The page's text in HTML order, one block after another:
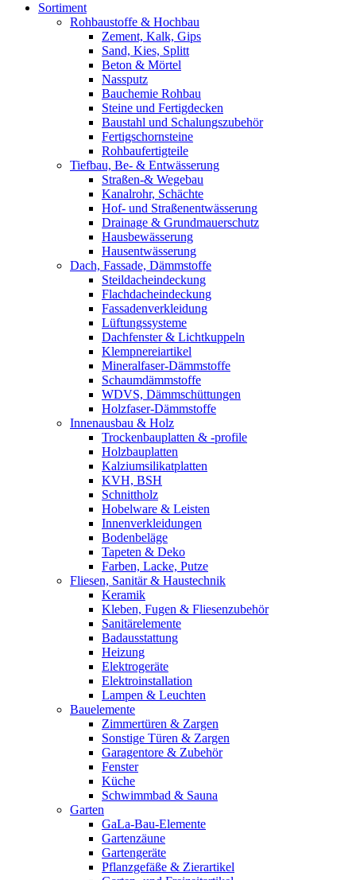
Sortiment
Rohbaustoffe & Hochbau
Zement, Kalk, Gips
Sand, Kies, Splitt
Beton & Mörtel
Nassputz
Bauchemie Rohbau
Steine und Fertigdecken
Baustahl und Schalungszubehör
Fertigschornsteine
Rohbaufertigteile
Tiefbau, Be- & Entwässerung
Straßen-& Wegebau
Kanalrohr, Schächte
Hof- und Straßenentwässerung
Drainage & Grundmauerschutz
Hausbewässerung
Hausentwässerung
Dach, Fassade, Dämmstoffe
Steildacheindeckung
Flachdacheindeckung
Fassadenverkleidung
Lüftungssysteme
Dachfenster & Lichtkuppeln
Klempnereiartikel
Mineralfaser-Dämmstoffe
Schaumdämmstoffe
WDVS, Dämmschüttungen
Holzfaser-Dämmstoffe
Innenausbau & Holz
Trockenbauplatten & -profile
Holzbauplatten
Kalziumsilikatplatten
KVH, BSH
Schnittholz
Hobelware & Leisten
Innenverkleidungen
Bodenbeläge
Tapeten & Deko
Farben, Lacke, Putze
Fliesen, Sanitär & Haustechnik
Keramik
Kleben, Fugen & Fliesenzubehör
Sanitärelemente
Badausstattung
Heizung
Elektrogeräte
Elektroinstallation
Lampen & Leuchten
Bauelemente
Zimmertüren & Zargen
Sonstige Türen & Zargen
Garagentore & Zubehör
Fenster
Küche
Schwimmbad & Sauna
Garten
GaLa-Bau-Elemente
Gartenzäune
Gartengeräte
Pflanzgefäße & Zierartikel